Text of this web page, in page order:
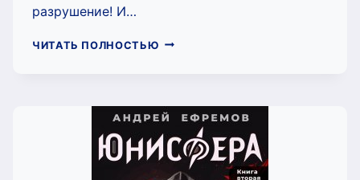
разрушение! И…
ЧИТАТЬ ПОЛНОСТЬЮ ДОЛГ
КИРИЛЛ
КАЩЕЕВ)